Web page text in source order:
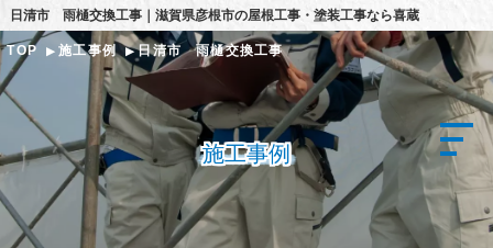
日清市 雨樋交換工事｜滋賀県彦根市の屋根工事・塗装工事なら喜蔵
TOP 施工事例 日清市 雨樋交換工事
施工事例